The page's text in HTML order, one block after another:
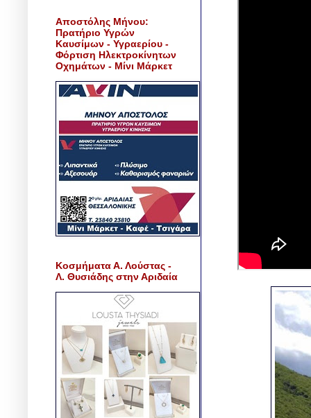
Αποστόλης Μήνου:
Πρατήριο Υγρών
Καυσίμων - Υγραερίου -
Φόρτιση Ηλεκτροκίνητων
Οχημάτων - Μίνι Μάρκετ
Κοσμήματα Α. Λούστας -
Λ. Θυσιάδης στην Αριδαία